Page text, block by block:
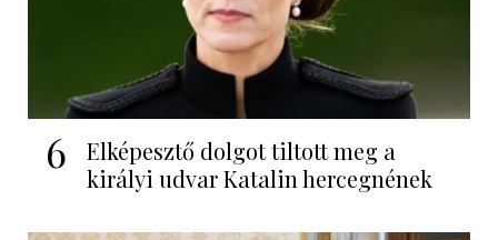
6
Elképesztő dolgot tiltott meg a
királyi udvar Katalin hercegnének